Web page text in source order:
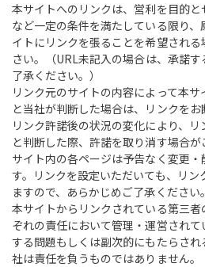
本サイトへのリンクは、営利を目的と
など一定の条件を満たしている限り
イトにリンクを張ることを希望され
さい。（URL未記入の場合は、承諾
了承ください。）
リンク元のサイトの内容によって本
と当社が判断した場合は、リンクをお
リンク許諾後の状況の変化により、
と判断した際、許諾を取り消す場合が
サイト内の各ページは予告なく変更
す。リンクを設定いただいても、リン
ますので、あらかじめご了承ください。
本サイトからリンクされている第三
ぞれの責任において管理・運営され
する問題もしくは副次的にもたらさ
社は責任を負うものではありません。